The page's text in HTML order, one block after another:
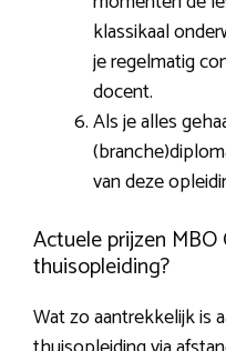
klassikaal
je regelmatig
docent.
Als je alles
van deze
Actuele prijzen
thuisopleiding?
Wat zo aantrekkelijk is